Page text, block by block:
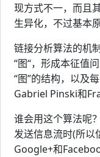
现方式不一，而且
生异化，不过基本
链接分析算法的机
“图“，形成本征值
“图”的结构，以及
Gabriel Pinski和
谁会用这个算法呢
发送信息流时(所以
Google+和